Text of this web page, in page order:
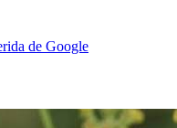
de Google